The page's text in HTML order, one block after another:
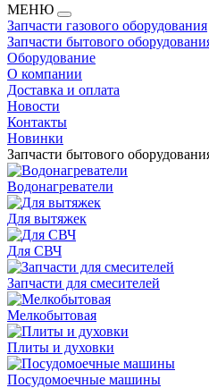
МЕНЮ
Запчасти газового оборудования
Запчасти бытового
Оборудование
О компании
Доставка и оплата
Новости
Контакты
Новинки
Запчасти бытового
Водонагреватели
Для вытяжек
Для СВЧ
Запчасти для смесителей
Мелкобытовая
Плиты и духовки
Посудомоечные машины